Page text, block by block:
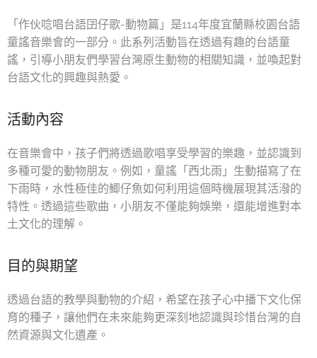
「作伙唸唱台語囝仔歌-動物篇」是114年度宜蘭縣校園台語
童謠音樂會的一部分。此系列活動旨在透過有趣的台語童
謠，引導小朋友們學習台灣原生動物的相關知識，並喚起對
台語文化的興趣與熱愛。
活動內容
在音樂會中，孩子們將透過歌唱享受學習的樂趣，並認識到
多種可愛的動物朋友。例如，童謠「西北雨」生動描寫了在
下雨時，水性極佳的鯽仔魚如何利用這個時機展現其活潑的
特性。透過這些歌曲，小朋友不僅能夠娛樂，還能增進對本
土文化的理解。
目的與期望
透過台語的教學與動物的介紹，希望在孩子心中播下文化保
育的種子，讓他們在未來能夠更深刻地認識與珍惜台灣的自
然資源與文化遺產。